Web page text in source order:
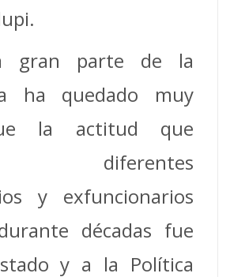
gran parte de la
ha quedado muy
la actitud que
diferentes
y exfuncionarios
décadas fue
y a la Política